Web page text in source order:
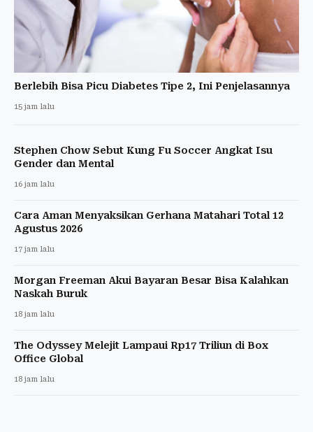
Berlebih Bisa Picu Diabetes Tipe 2, Ini Penjelasannya
15 jam lalu
Stephen Chow Sebut Kung Fu Soccer Angkat Isu
Gender dan Mental
16 jam lalu
Cara Aman Menyaksikan Gerhana Matahari Total 12
Agustus 2026
17 jam lalu
Morgan Freeman Akui Bayaran Besar Bisa Kalahkan
Naskah Buruk
18 jam lalu
The Odyssey Melejit Lampaui Rp17 Triliun di Box
Office Global
18 jam lalu